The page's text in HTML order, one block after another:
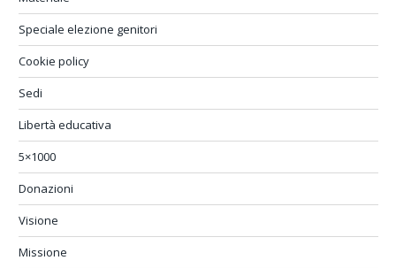
Speciale elezione genitori
Cookie policy
Sedi
Libertà educativa
5×1000
Donazioni
Visione
Missione